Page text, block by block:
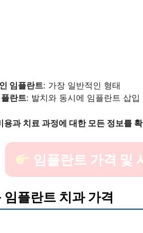
임플란트: 가장 일반적인 형태
란트: 발치와 동시에 임플란트 삽입
용과 치료 과정에 대한 모든 정보를
임플란트 가격 및
임플란트 치과 가격